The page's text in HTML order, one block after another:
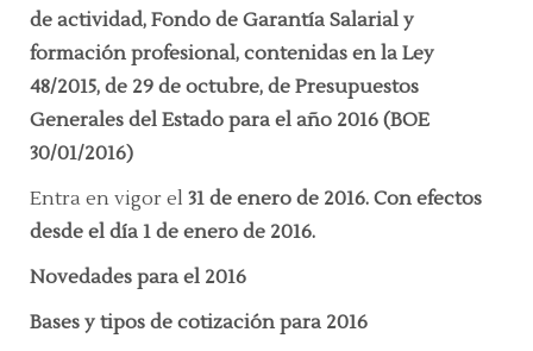
de actividad, Fondo de Garantía Salarial y
formación profesional, contenidas en la Ley
48/2015, de 29 de octubre, de Presupuestos
Generales del Estado para el año 2016 (BOE
30/01/2016)
Entra en vigor el 31 de enero de 2016. Con efectos
desde el día 1 de enero de 2016.
Novedades para el 2016
Bases y tipos de cotización para 2016